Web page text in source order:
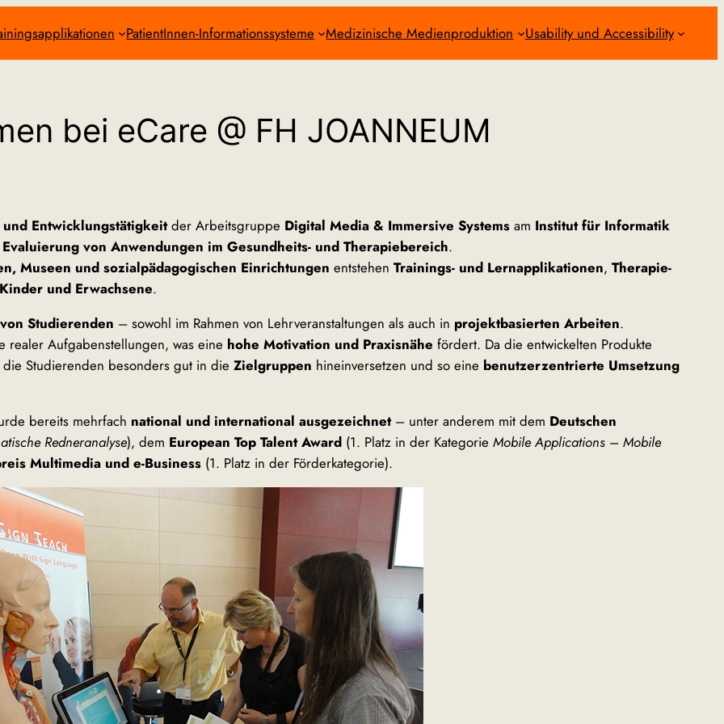
PatientInnen-Informationssysteme Medizinische Medienproduktion Usability und Accessibility
bei eCare @ FH JOANNEUM
und Entwicklungstätigkeitder Arbeitsgruppe Digital Media & Immersive Systems am Institut für Informatik
von Anwendungen im Gesundheits- und Therapiebereich.
Museen und sozialpädagogischen Einrichtungen entstehen Trainings- und Lernapplikationen, Therapie-
Kinder und Erwachsene.
Studierenden – sowohl im Rahmen von Lehrveranstaltungen als auch in projektbasierten Arbeiten.
realer Aufgabenstellungen, was eine hohe Motivation und Praxisnähe fördert. Da die entwickelten Produkte
Studierenden besonders gut in die Zielgruppen hineinversetzen und so eine benutzerzentrierte Umsetzung
bereits mehrfach national und international ausgezeichnet– unter anderem mit dem Deutschen
Redneranalyse), dem European Top Talent Award (1. Platz in der Kategorie Mobile Applications – Mobile
Multimedia und e-Business (1. Platz in der Förderkategorie).